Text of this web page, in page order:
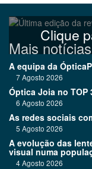
Clique
Mais
A equipa da
7 Agosto 2026
Óptica Joia no TOP
6 Agosto 2026
As redes sociais
5 Agosto 2026
A evolução das
visual numa
4 Agosto 2026